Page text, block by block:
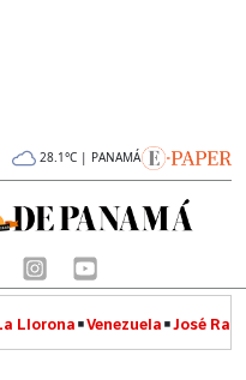
28.1°C | PANAMÁ
Llorona Venezuela José